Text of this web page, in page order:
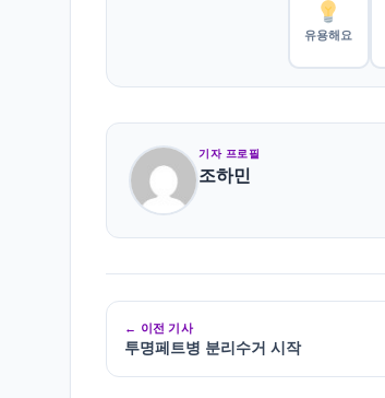
유용해요
기자 프로필
조하민
← 이전 기사
투명페트병 분리수거 시작